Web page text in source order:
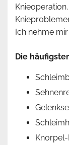
Ich nehme
Die